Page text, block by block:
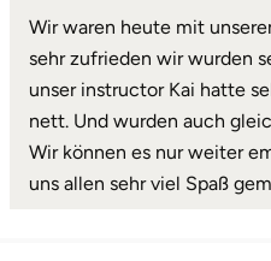
Wir waren heute mit
sehr zufrieden wir wurden
unser instructor Kai hatte
nett. Und wurden auch
Wir können es nur weiter
uns allen sehr viel Spaß
Leutkirch
Ludwigslust-Parchim
Löbau